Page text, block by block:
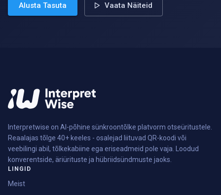
Alusta Tasuta Vaata Näiteid
Interpretwise on AI-põhine sünkroontõlke platvorm otseüritustele.
Reaalajas tõlge 40+ keeles - osalejad liituvad QR-koodi või
veebilingi abil, tõlkekabiine ega eriseadmeid pole vaja. Loodud
konverentside, äriürituste ja hübriidsündmuste jaoks.
LINGID
Meist